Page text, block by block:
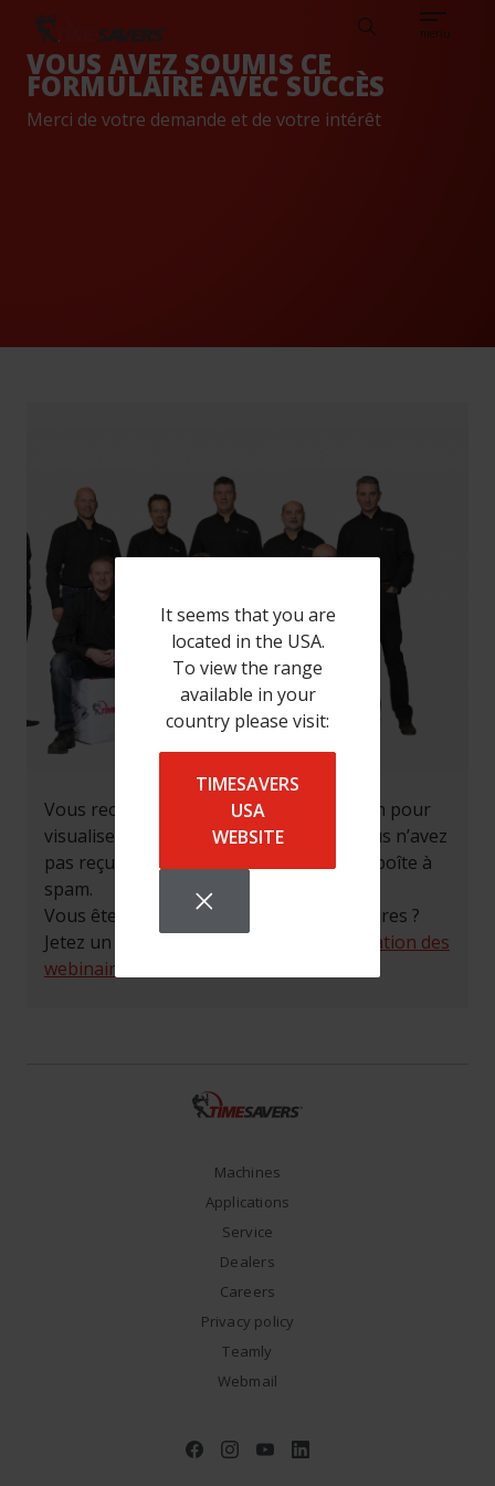
It seems that you are
located in the USA.
To view the range
available in your
country please visit:
TIMESAVERS
USA
WEBSITE
DE CLIENTS Search menu
VOUS AVEZ SOUMIS CE
FORMULAIRE AVEC SUCCÈS
Merci de votre demande et de votre intérêt
Vous recevrez un e-mail contenant le lien pour
visualiser le reconding du webinaire. Vous n’avez
pas reçu l’e-mail ? Veuillez vérifier votre boîte à
spam.
Vous êtes intéressé par d’autres webinaires ?
Jetez un coup d’œil àla page de présentation des
webinaires
Machines
Applications
Service
Dealers
Careers
Privacy policy
Teamly
Webmail